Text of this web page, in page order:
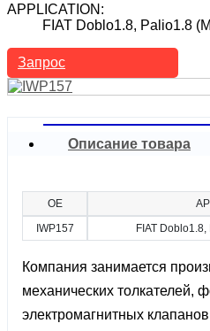
APPLICATION:
FIAT Doblo1.8, Palio1.8
Запрос
Описание товара
OE
IWP157
FIAT
Компания занимается
механических толкателей,
электромагнитных